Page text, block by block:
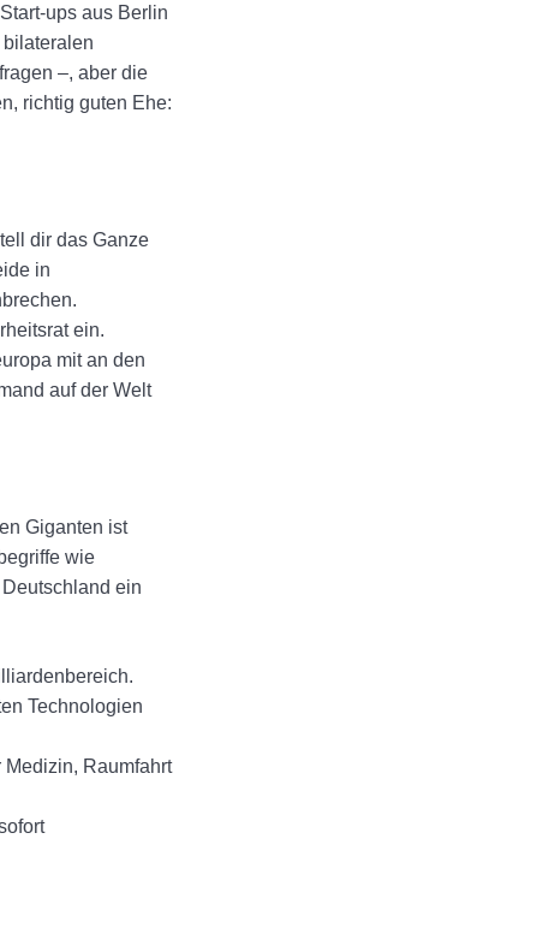
ups aus Berlin
–, aber die
richtig guten Ehe:
dir das Ganze
in
ein.
mit an den
auf der Welt
Giganten ist
wie
ein
Technologien
Raumfahrt